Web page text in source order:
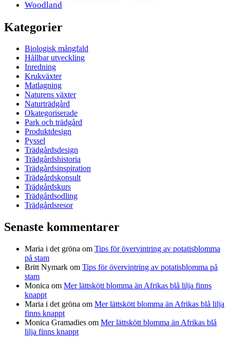
Woodland
Kategorier
Biologisk mångfald
Hållbar utveckling
Inredning
Krukväxter
Matlagning
Naturens växter
Naturträdgård
Okategoriserade
Park och trädgård
Produktdesign
Pyssel
Trädgårdsdesign
Trädgårdshistoria
Trädgårdsinspiration
Trädgårdskonsult
Trädgårdskurs
Trädgårdsodling
Trädgårdsresor
Senaste kommentarer
Maria i det gröna om Tips för övervintring av potatisblomma
på stam
Britt Nymark om Tips för övervintring av potatisblomma på
stam
Monica om Mer lättskött blomma än Afrikas blå lilja finns
knappt
Maria i det gröna om Mer lättskött blomma än Afrikas blå lilja
finns knappt
Monica Gramadies om Mer lättskött blomma än Afrikas blå
lilja finns knappt